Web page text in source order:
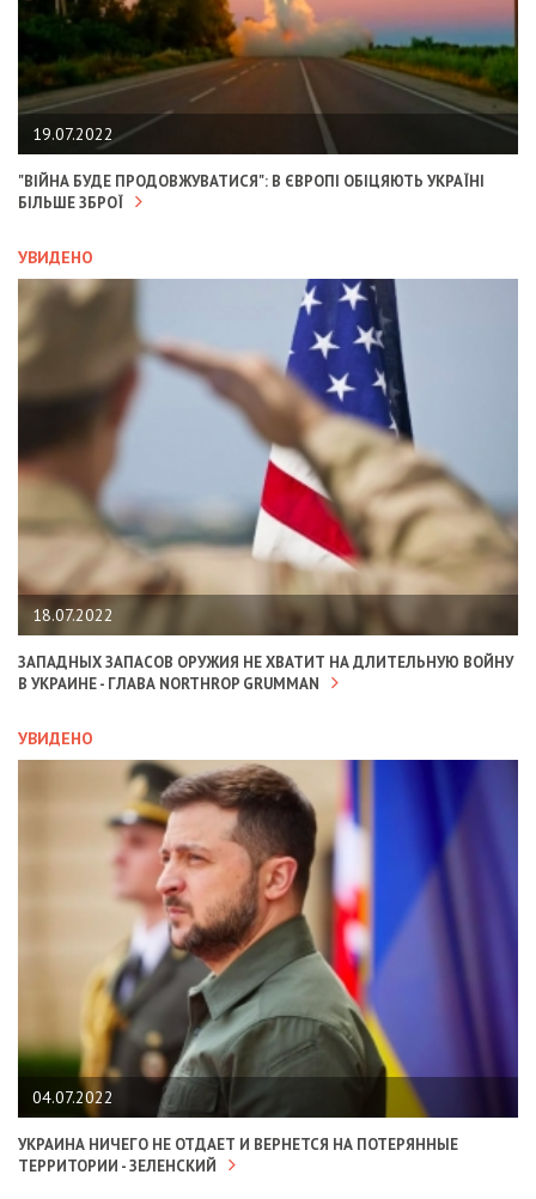
19.07.2022
"ВІЙНА БУДЕ ПРОДОВЖУВАТИСЯ": В ЄВРОПІ ОБІЦЯЮТЬ УКРАЇНІ
БІЛЬШЕ ЗБРОЇ
УВИДЕНО
18.07.2022
ЗАПАДНЫХ ЗАПАСОВ ОРУЖИЯ НЕ ХВАТИТ НА ДЛИТЕЛЬНУЮ ВОЙНУ
В УКРАИНЕ - ГЛАВА NORTHROP GRUMMAN
УВИДЕНО
04.07.2022
УКРАИНА НИЧЕГО НЕ ОТДАЕТ И ВЕРНЕТСЯ НА ПОТЕРЯННЫЕ
ТЕРРИТОРИИ - ЗЕЛЕНСКИЙ